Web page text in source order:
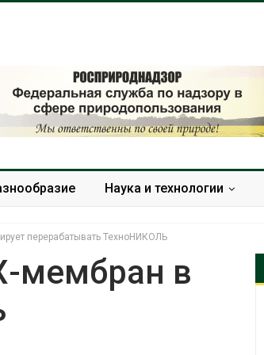
Наука и технологии
перерабатывать ТехноНИКОЛЬ
мембран в